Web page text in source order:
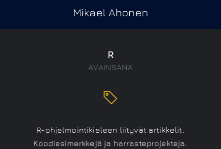
Mikael Ahonen
R
AVAINSANA
R-ohjelmointikieleen liityvät artikkelit.
Koodiesimerkkejä ja harrasteprojekteja.